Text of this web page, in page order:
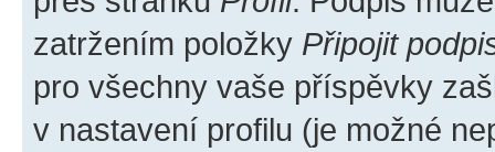
zatržením položky Připojit
pro všechny vaše příspěvky
v nastavení profilu (je možné